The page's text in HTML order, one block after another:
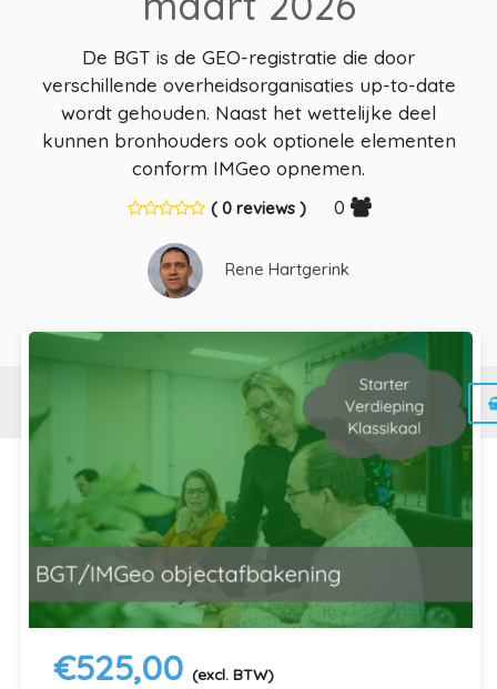
De BGT is de GEO-registratie die door
verschillende overheidsorganisaties up-to-date
wordt gehouden. Naast het wettelijke deel
kunnen bronhouders ook optionele elementen
conform IMGeo opnemen.
( 0 reviews ) 0
Rene Hartgerink
€525,00 (excl. BTW)
Reviews Meer
Dit ga je leren
De BGT is de GEO-registratie die door
verschillende overheidsorganisaties up-to-date
wordt gehouden. Naast het wettelijke deel
kunnen bronhouders ook optionele elementen
conform IMGeo opnemen.